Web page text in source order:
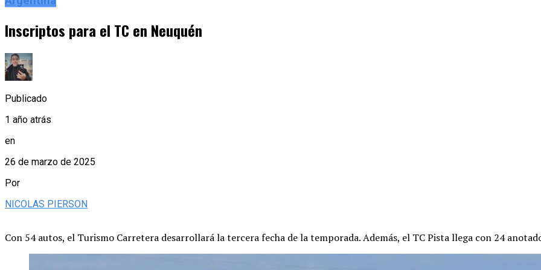
Inscriptos para el TC en Neuquén
Publicado
1 año atrás
en
26 de marzo de 2025
Por
NICOLAS PIERSON
Con 54 autos, el Turismo Carretera desarrollará la tercera fecha de la temporada. Además, el TC Pista llega con 24